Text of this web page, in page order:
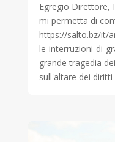
Egregio Direttore,
mi permetta di
https://salto.bz/it/
le-interruzioni-di-
grande tragedia
sull'altare dei diritti